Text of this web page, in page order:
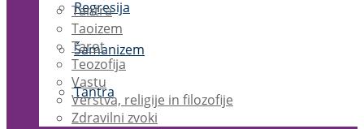
Regresija
Šamanizem
Tantra
Tantra
Taoizem
Tarot
Teozofija
Vastu
Verstva, religije in filozofije
Zdravilni zvoki